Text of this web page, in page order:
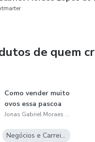
de quem
Como vender muito
ovos essa pascoa
Jonas Gabriel Moraes Lopes do nascimento
Negócios e Carreira